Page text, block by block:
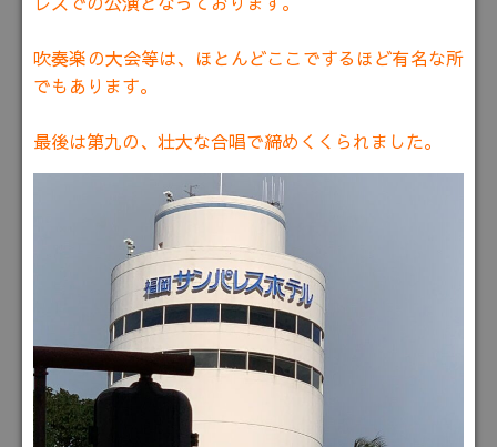
吹奏楽の大会等は、ほとんどここでするほど有名な所
でもあります。
最後は第九の、壮大な合唱で締めくくられました。